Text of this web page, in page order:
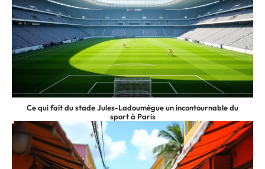
Ce qui fait du stade Jules-Ladoumègue un incontournable du
sport à Paris